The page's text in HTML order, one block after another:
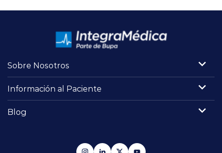
Reserva de Horas
Mi Portal Bupa
Sobre Nosotros
Información al Paciente
Blog